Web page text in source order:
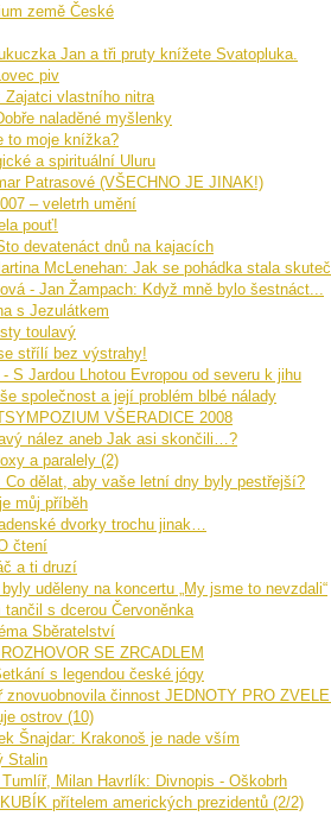
země České
Jan a tři pruty knížete Svatopluka.
piv
Zajatci vlastního nitra
naladěné myšlenky
to moje knížka?
a spirituální Uluru
Patrasové (VŠECHNO JE JINAK!)
– veletrh umění
pouť!
devatenáct dnů na kajacích
McLenehan: Jak se pohádka stala
- Jan Žampach: Když mně bylo šestnáct...
s Jezulátkem
toulavý
střílí bez výstrahy!
S Jardou Lhotou Evropou od severu k jihu
společnost a její problém blbé nálady
VŠERADICE 2008
nález aneb Jak asi skončili…?
a paralely (2)
Co dělat, aby vaše letní dny byly pestřejší?
můj příběh
dvorky trochu jinak…
čtení
a ti druzí
uděleny na koncertu „My jsme to nevzdali“
s dcerou Červoněnka
Sběratelství
SE ZRCADLEM
s legendou české jógy
znovuobnovila činnost JEDNOTY PRO
ostrov (10)
Šnajdar: Krakonoš je nade vším
Stalin
Milan Havrlík: Divnopis - Oškobrh
přítelem amerických prezidentů (2/2)